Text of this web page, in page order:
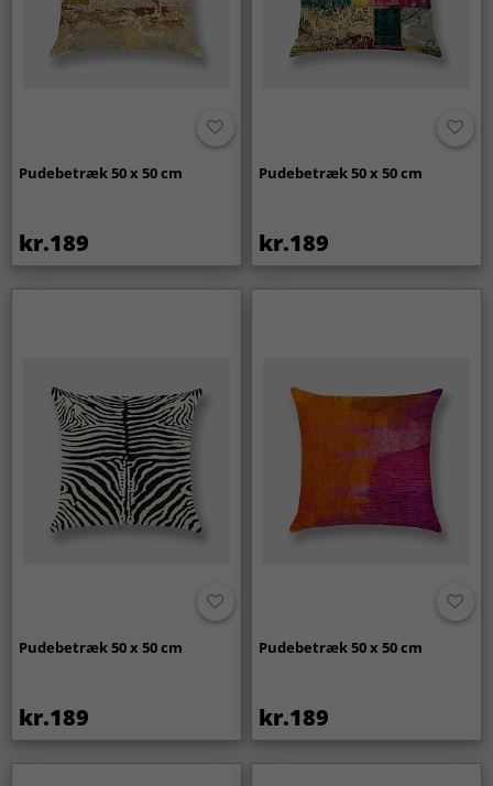
Pudebetræk 50 x 50 cm
kr.189
Pudebetræk 50 x 50 cm
kr.189
Pudebetræk 50 x 50 cm
kr.189
Pudebetræk 50 x 50 cm
kr.189